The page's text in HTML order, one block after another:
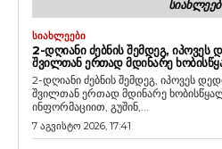
ᲡᲘᲐᲮᲚᲔᲔᲑᲘ
2-ᲓᲦᲘᲐᲜᲘ ᲫᲔᲑᲜᲘᲡ ᲨᲔᲛᲓᲔᲒ,
ᲨᲕᲘᲚᲗᲐᲜ ᲔᲠᲗᲐᲓ ᲛᲓᲘᲜᲐᲠᲔ
2-დღიანი ძებნის შემდეგ, იპოვეს
შვილთან ერთად მდინარე
ინფორმაციით, გუშინ,...
7 აგვისტო 2026, 17:41